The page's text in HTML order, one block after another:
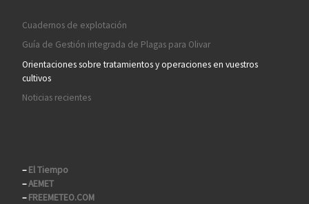
Cuadernos de explotación
Guía de Gestión integrada de Plagas para Olivar
Orientaciones sobre tratamientos y operaciones en vuestros
cultivos
Noticias recientes
–El Tiempo
–AEMET
–FREEMETEO.COM